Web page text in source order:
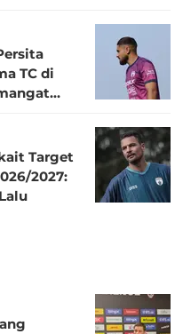
TC di
Target
2027: